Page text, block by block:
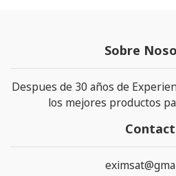
Sobre
Despues de 30 años de
los mejores productos